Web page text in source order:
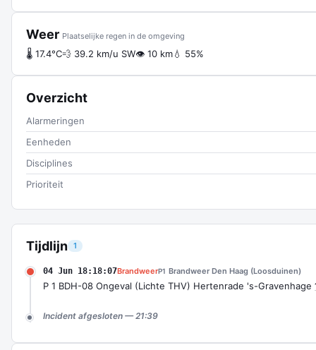
Tijdlijn 1
04 Jun 18:18:07BrandweerP1 Brandweer Den Haag (Loosduinen)
P 1 BDH-08 Ongeval (Lichte THV) Hertenrade 's-Gravenhage
Incident afgesloten — 21:39
Weer Plaatselijke regen in de omgeving
🌡 17.4°C💨 39.2 km/u SW👁 10 km💧 55%
Overzicht
Alarmeringen
Eenheden
Disciplines
Prioriteit